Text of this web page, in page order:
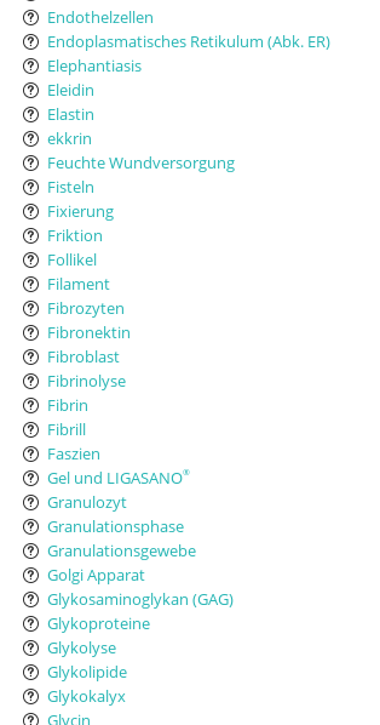
Endothelzellen
Endoplasmatisches Retikulum (Abk. ER)
Elephantiasis
Eleidin
Elastin
ekkrin
Feuchte Wundversorgung
Fisteln
Fixierung
Friktion
Follikel
Filament
Fibrozyten
Fibronektin
Fibroblast
Fibrinolyse
Fibrin
Fibrill
Faszien
Gel und LIGASANO®
Granulozyt
Granulationsphase
Granulationsgewebe
Golgi Apparat
Glykosaminoglykan (GAG)
Glykoproteine
Glykolyse
Glykolipide
Glykokalyx
Glycin